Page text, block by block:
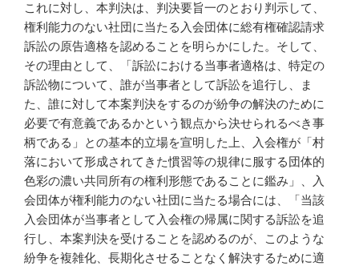
これに対し、本判決は、判決要旨一のとおり判示して、
権利能力のない社団に当たる入会団体に総有権確認請求
訴訟の原告適格を認めることを明らかにした。そして、
その理由として、「訴訟における当事者適格は、特定の
訴訟物について、誰が当事者として訴訟を追行し、ま
た、誰に対して本案判決をするのが紛争の解決のために
必要で有意義であるかという観点から決せられるべき事
柄である」との基本的立場を宣明した上、入会権が「村
落において形成されてきた慣習等の規律に服する団体的
色彩の濃い共同所有の権利形態であることに鑑み」、入
会団体が権利能力のない社団に当たる場合には、「当該
入会団体が当事者として入会権の帰属に関する訴訟を追
行し、本案判決を受けることを認めるのが、このような
紛争を複雑化、長期化させることなく解決するために適